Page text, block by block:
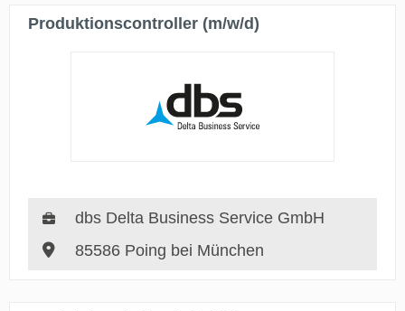
Produktionscontroller (m/w/d)
dbs Delta Business Service GmbH
85586 Poing bei München